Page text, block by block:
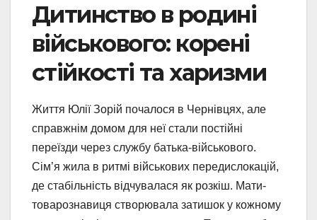
Дитинство в родині
військового: корені
стійкості та харизми
Життя Юлії Зорій почалося в Чернівцях, але
справжнім домом для неї стали постійні
переїзди через службу батька-військового.
Сім’я жила в ритмі військових передислокацій,
де стабільність відчувалася як розкіш. Мати-
товарознавиця створювала затишок у кожному